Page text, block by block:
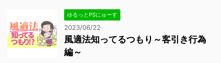
ゆるっとPSにゅーす
2023/06/22
風適法知ってるつもり～客引き行為
編～